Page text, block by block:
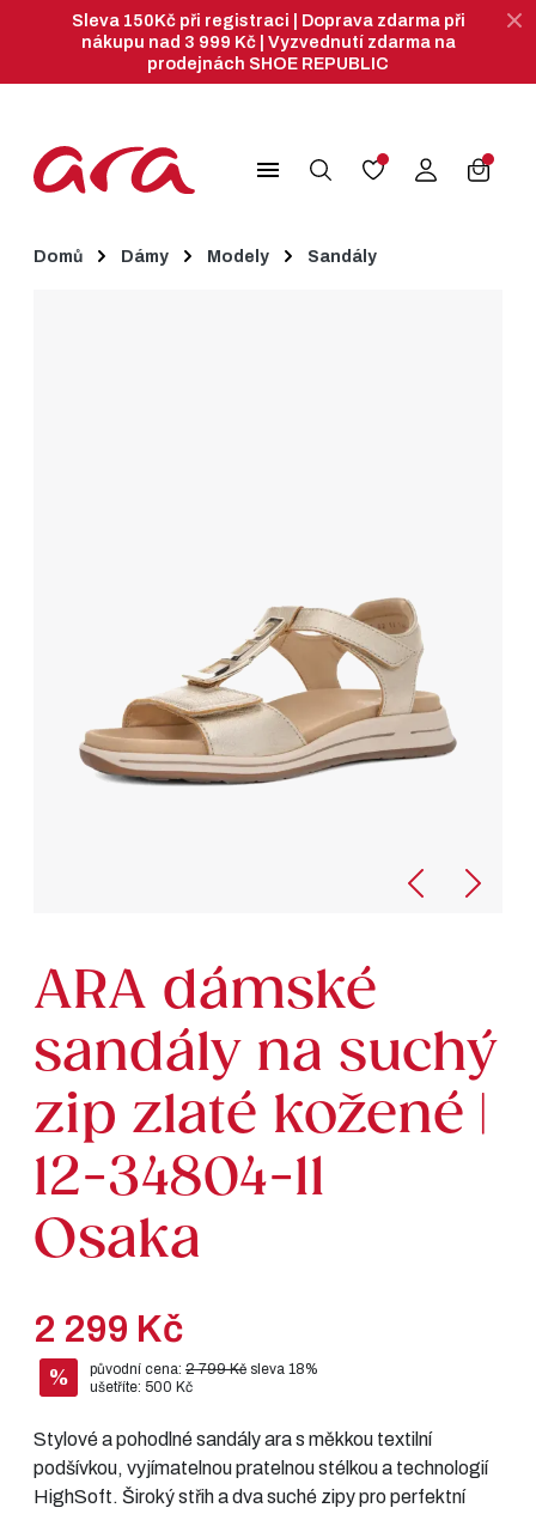
Sleva 150Kč při registraci | Doprava zdarma při
nákupu nad 3 999 Kč | Vyzvednutí zdarma na
prodejnách SHOE REPUBLIC
menu
Domů Dámy Modely Sandály
ARA dámské
sandály na suchý
zip zlaté kožené |
12-34804-11
Osaka
2 299 Kč
% původní cena: 2 799 Kč sleva 18%
ušetříte: 500 Kč
Stylové a pohodlné sandály ara s měkkou textilní
podšívkou, vyjímatelnou pratelnou stélkou a technologií
HighSoft. Široký střih a dva suché zipy pro perfektní